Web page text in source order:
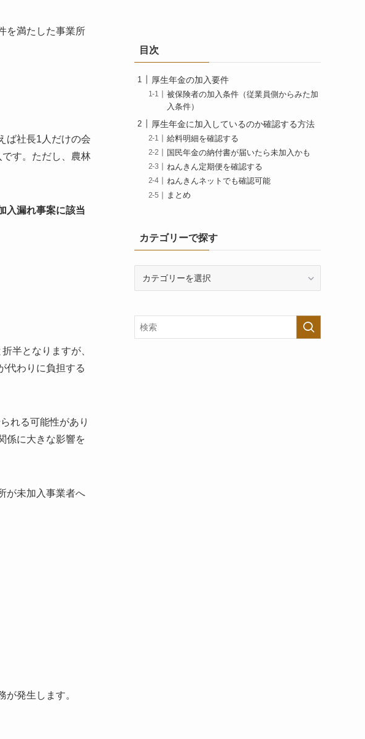
を満たした事業所
ば社長1人だけの会
す。ただし、農林
入漏れ事案に該当
半となりますが、
代わりに負担する
れる可能性があり
係に大きな影響を
が未加入事業者へ
発生します。
目次
厚生年金の加入要件
被保険者の加入条件（従業員側からみた加
入条件）
厚生年金に加入しているのか確認する方法
給料明細を確認する
国民年金の納付書が届いたら未加入かも
ねんきん定期便を確認する
ねんきんネットでも確認可能
まとめ
カテゴリーで探す
ー
で